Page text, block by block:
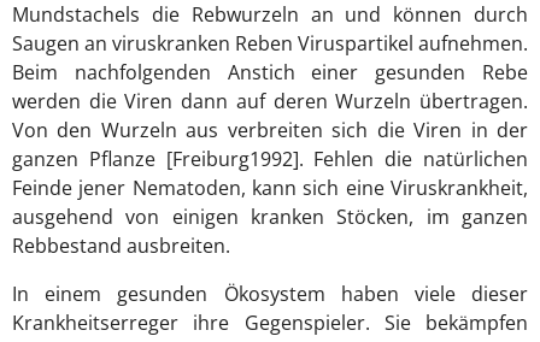
Mundstachels die Rebwurzeln an und können durch
Saugen an viruskranken Reben Viruspartikel aufnehmen.
Beim nachfolgenden Anstich einer gesunden Rebe
werden die Viren dann auf deren Wurzeln übertragen.
Von den Wurzeln aus verbreiten sich die Viren in der
ganzen Pflanze [Freiburg1992]. Fehlen die natürlichen
Feinde jener Nematoden, kann sich eine Viruskrankheit,
ausgehend von einigen kranken Stöcken, im ganzen
Rebbestand ausbreiten.
In einem gesunden Ökosystem haben viele dieser
Krankheitserreger ihre Gegenspieler. Sie bekämpfen